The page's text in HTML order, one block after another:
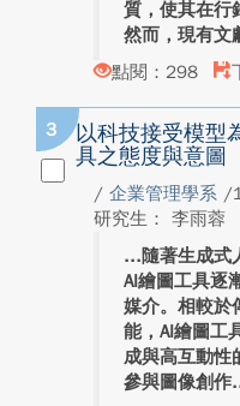
質，使其在行
然而，現有文
點閱：298
3
以科技接受模型
具之態度與意圖
/ 企業管理學系 /
研究生： 李雨蓉
隨著生成式
AI繪圖工具逐
媒介。相較於
能，AI繪圖工
成與高互動性
參與圖像創作